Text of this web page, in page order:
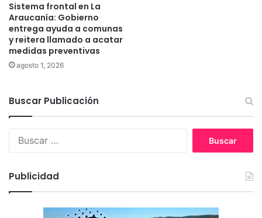
C
a
j
ó
n
Sistema frontal en La
Araucanía: Gobierno
entrega ayuda a comunas
y reitera llamado a acatar
medidas preventivas
agosto 1, 2026
Buscar Publicación
:
Publicidad